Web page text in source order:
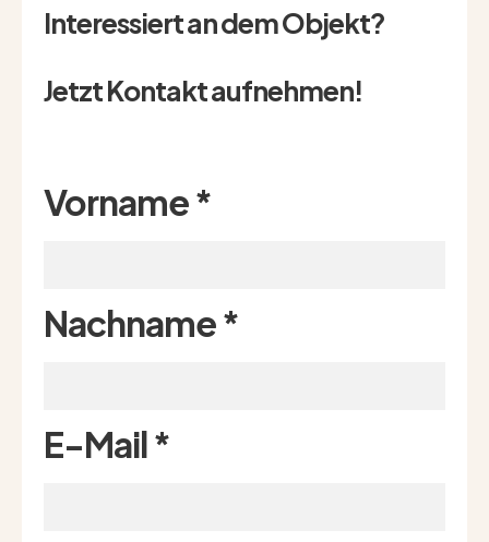
Interessiert an dem Objekt?
Jetzt Kontakt aufnehmen!
Vorname*
Nachname*
E-Mail*